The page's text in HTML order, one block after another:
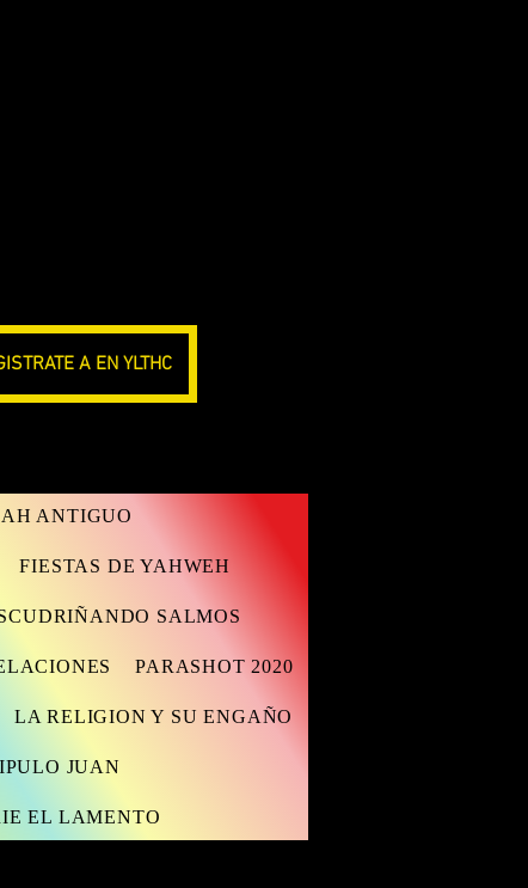
A EN YLTHC
ANTIGUO
FIESTAS DE YAHWEH
SALMOS
PARASHOT 2020
LA RELIGION Y SU ENGAÑO
JUAN
EL LAMENTO